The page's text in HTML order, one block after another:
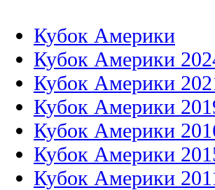
Кубок Америки
Кубок Америки
Кубок Америки
Кубок Америки
Кубок Америки
Кубок Америки
Кубок Америки